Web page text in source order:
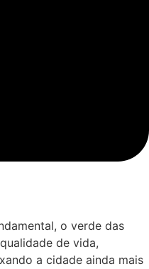
o verde das
de vida,
a cidade ainda mais